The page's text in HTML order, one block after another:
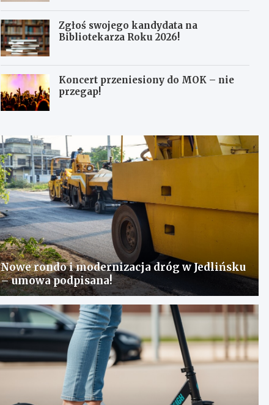
Zgłoś swojego kandydata na
Bibliotekarza Roku 2026!
Koncert przeniesiony do MOK – nie
przegap!
Nowe rondo i modernizacja dróg w Jedlińsku
– umowa podpisana!